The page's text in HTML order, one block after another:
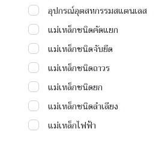
อุปกรณ์อุตสหกรรมสแตนเลส
แม่เหล็กชนิดคัดแยก
แม่เหล็กชนิดจับยึด
แม่เหล็กชนิดถาวร
แม่เหล็กชนิดยก
แม่เหล็กชนิดลำเลียง
แม่เหล็กไฟฟ้า